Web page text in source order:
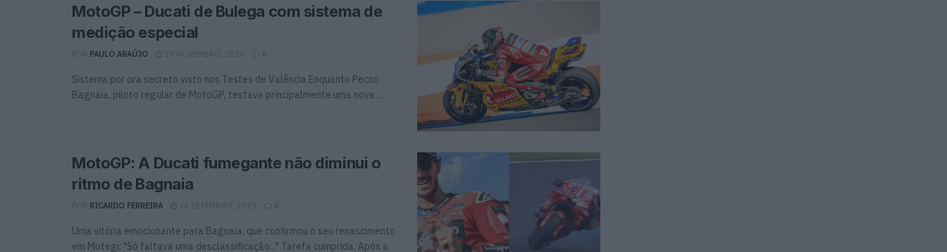
MotoGP – Ducati de Bulega com sistema de
medição especial
PAULO ARAÚJO 0
Sistema por ora secreto visto nos Testes de Valência Enquanto Pecco
Bagnaia, piloto regular de MotoGP, testava principalmente uma nova ...
MotoGP: A Ducati fumegante não diminui o
ritmo de Bagnaia
RICARDO FERREIRA 28 SETEMBRO, 2025 0
Uma vitória emocionante para Bagnaia, que confirmou o seu renascimento
em Motegi: "Só faltava uma desclassificação..." Tarefa cumprida. Após a